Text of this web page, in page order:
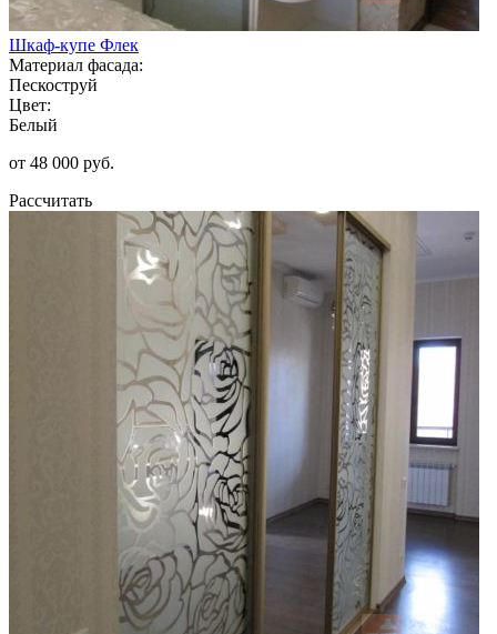
Шкаф-купе Флек
Материал фасада:
Пескоструй
Цвет:
Белый
от 48 000 руб.
Рассчитать